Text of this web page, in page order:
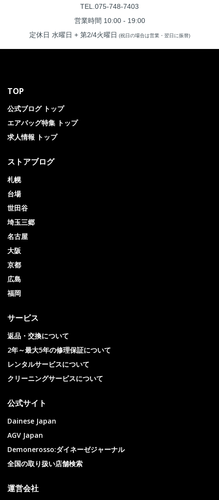
TEL.075-748-7403
営業時間 10:00 - 19:00
定休日 水曜日 + 第2/4火曜日 (祝日の場合は営業・翌日に振替)
TOP
公式ブログ トップ
エアバッグ特集 トップ
求人情報 トップ
ストアブログ
札幌
台場
世田谷
埼玉三郷
名古屋
大阪
京都
広島
福岡
サービス
返品・交換について
2年～最大5年の修理保証について
レンタルサービスについて
クリーニングサービスについて
公式サイト
Dainese Japan
AGV Japan
Demonerosso:ダイネーゼジャーナル
全国の取り扱い店舗検索
運営会社